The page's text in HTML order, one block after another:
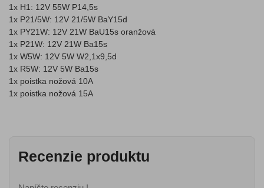
1x H1: 12V 55W P14,5s
1x P21/5W: 12V 21/5W BaY15d
1x PY21W: 12V 21W BaU15s oranžová
1x P21W: 12V 21W Ba15s
1x W5W: 12V 5W W2,1x9,5d
1x R5W: 12V 5W Ba15s
1x poistka nožová 10A
1x poistka nožová 15A
Recenzie produktu